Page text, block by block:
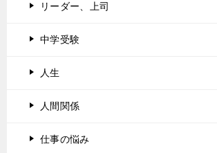
リーダー、上司
中学受験
人生
人間関係
仕事の悩み